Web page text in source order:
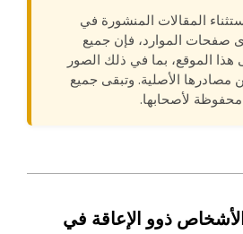
المقالات المنشورة في
صفحات الموارد، فإن جميع
هذا الموقع، بما في ذلك الصور
مصادرها الأصلية. وتبقى جميع
لأصحابها.
ذوو الإعاقة في